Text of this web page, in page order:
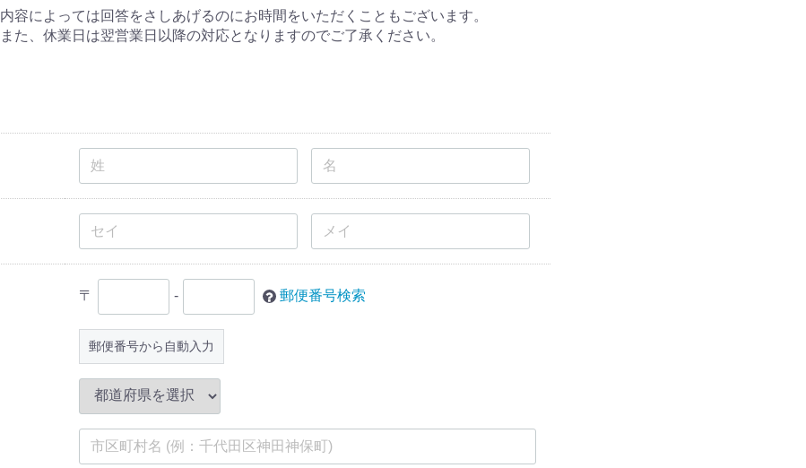
内容によっては回答をさしあげるのにお時間をいただくこともございます。
また、休業日は翌営業日以降の対応となりますのでご了承ください。
〒 - 郵便番号検索
郵便番号から自動入力